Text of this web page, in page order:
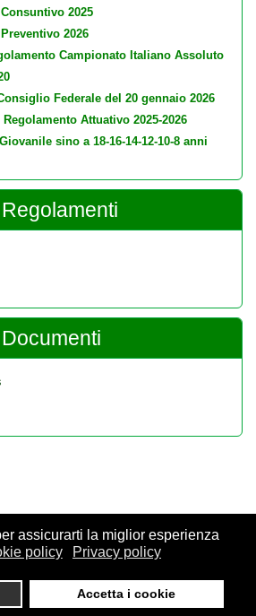
assicurarti la miglior esperienza
policy Privacy policy
Accetta i cookie
2025
2026
Campionato Italiano Assoluto
Federale del 20 gennaio 2026
Regolamento Attuativo 2025-2026
sino a 18-16-14-12-10-8 anni
- CF. 80105170155 - P. Iva
- Tel. 02.86464369 -